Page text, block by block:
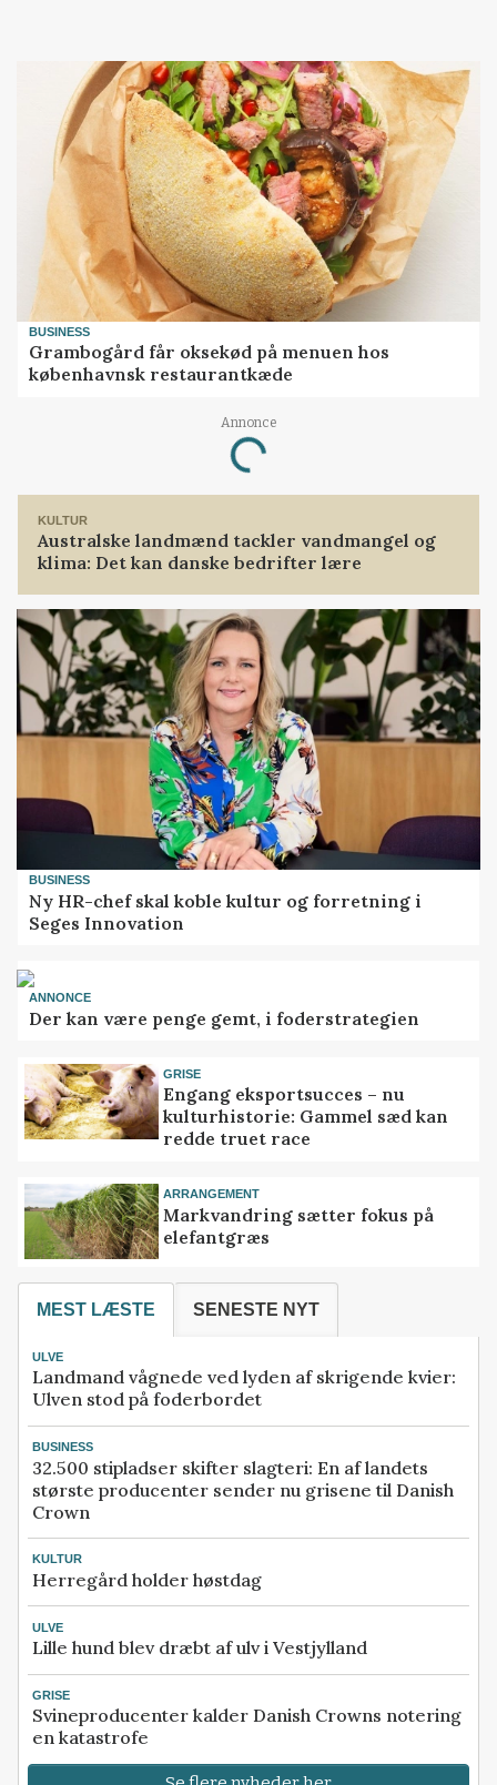
BUSINESS
Grambogård får oksekød på menuen hos
københavnsk restaurantkæde
Annonce
Loading...
KULTUR
Australske landmænd tackler vandmangel og
klima: Det kan danske bedrifter lære
BUSINESS
Ny HR-chef skal koble kultur og forretning i
Seges Innovation
ANNONCE
Der kan være penge gemt, i foderstrategien
GRISE
Engang eksportsucces – nu
kulturhistorie: Gammel sæd kan
redde truet race
ARRANGEMENT
Markvandring sætter fokus på
elefantgræs
MEST LÆSTE SENESTE NYT
ULVE
Landmand vågnede ved lyden af skrigende kvier:
Ulven stod på foderbordet
BUSINESS
32.500 stipladser skifter slagteri: En af landets
største producenter sender nu grisene til Danish
Crown
KULTUR
Herregård holder høstdag
ULVE
Lille hund blev dræbt af ulv i Vestjylland
GRISE
Svineproducenter kalder Danish Crowns notering
en katastrofe